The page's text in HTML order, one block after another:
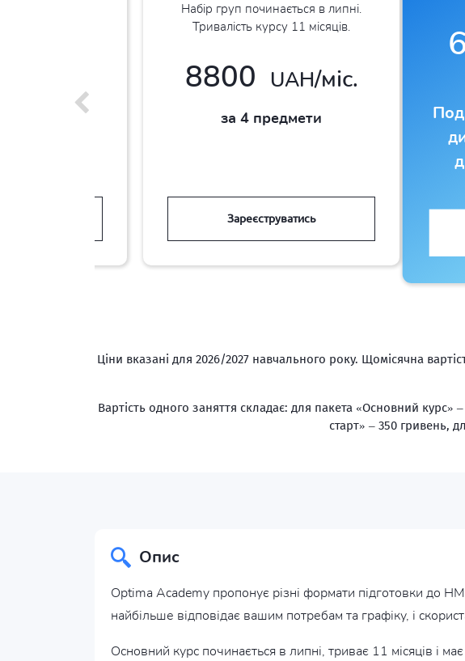
Набір груп починається в липні.
Тривалість курсу 11 місяців.
8800 UAH/міс.
за 4 предмети
Зареєструватись
Ціни вказані для 2026/2027 навчального року. Щомісячна
Вартість одного заняття складає: для пакета «Основний
старт» – 350 гривень,
Опис
Optima Academy пропонує різні формати підготовки до
найбільше відповідає вашим потребам та графіку, і
Основний курс починається в липні, триває 11 місяців і